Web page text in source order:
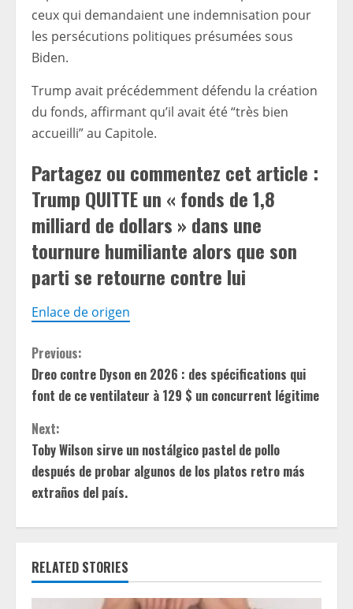
ceux qui demandaient une indemnisation pour
les persécutions politiques présumées sous
Biden.
Trump avait précédemment défendu la création
du fonds, affirmant qu’il avait été “très bien
accueilli” au Capitole.
Partagez ou commentez cet article :
Trump QUITTE un « fonds de 1,8
milliard de dollars » dans une
tournure humiliante alors que son
parti se retourne contre lui
Enlace de origen
C
o
n
t
i
n
u
e
Previous:
Dreo contre Dyson en 2026 : des spécifications qui
font de ce ventilateur à 129 $ un concurrent légitime
Next:
Toby Wilson sirve un nostálgico pastel de pollo
después de probar algunos de los platos retro más
extraños del país.
RELATED STORIES